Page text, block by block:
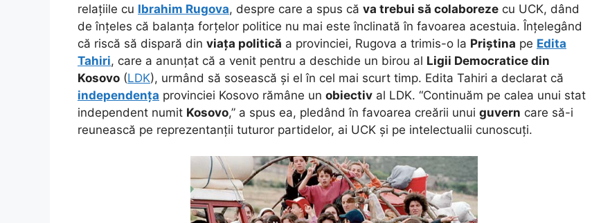
relațiile cu Ibrahim Rugova, despre care a spus că va trebui să colaboreze cu UCK, dând
de înțeles că balanța forțelor politice nu mai este înclinată în favoarea acestuia. Înțelegând
că riscă să dispară din viața politică a provinciei, Rugova a trimis-o la Priștina pe Edita
Tahiri, care a anunțat că a venit pentru a deschide un birou al Ligii Democratice din
Kosovo (LDK), urmând să sosească și el în cel mai scurt timp. Edita Tahiri a declarat că
independența provinciei Kosovo rămâne un obiectiv al LDK. “Continuăm pe calea unui stat
independent numit Kosovo,” a spus ea, pledând în favoarea creării unui guvern care să-i
reunească pe reprezentanții tuturor partidelor, ai UCK și pe intelectualii cunoscuți.